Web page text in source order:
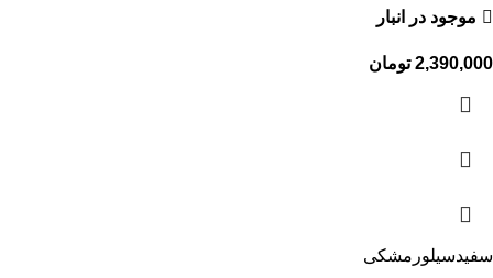
موجود در انبار
2,390,000 تومان
سفیدسیلور مشکی